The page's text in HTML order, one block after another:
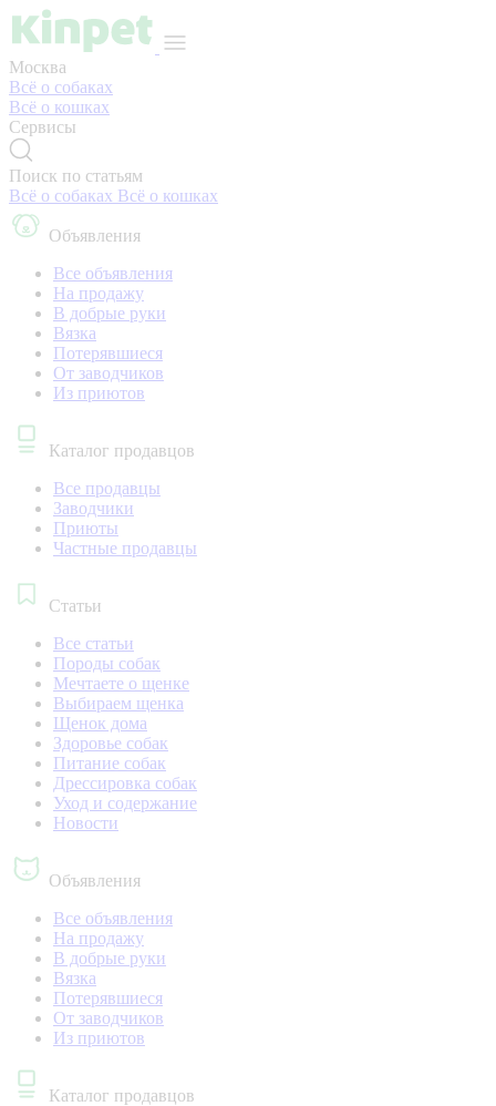
Москва
Всё о собаках
Всё о кошках
Сервисы
Поиск по статьям
Всё о собаках Всё о кошках
Объявления
Все объявления
На продажу
В добрые руки
Вязка
Потерявшиеся
От заводчиков
Из приютов
Каталог продавцов
Все продавцы
Заводчики
Приюты
Частные продавцы
Статьи
Все статьи
Породы собак
Мечтаете о щенке
Выбираем щенка
Щенок дома
Здоровье собак
Питание собак
Дрессировка собак
Уход и содержание
Новости
Объявления
Все объявления
На продажу
В добрые руки
Вязка
Потерявшиеся
От заводчиков
Из приютов
Каталог продавцов